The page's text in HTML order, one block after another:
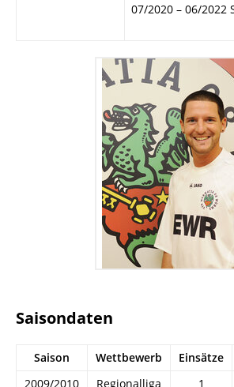
07/2020 – 06/2022
Saisondaten
Saison Wettbewerb Einsätze
2009/2010
Regionalliga
1